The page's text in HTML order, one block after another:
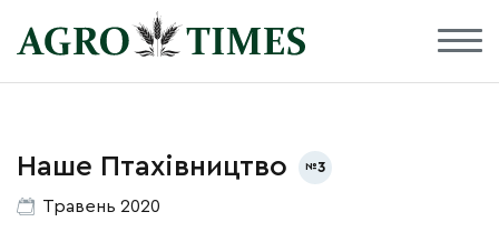
Наше Птахівництво 3
Травень 2020